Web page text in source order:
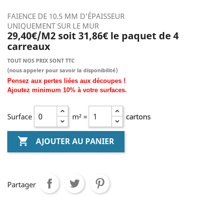
FAIENCE DE 10.5 MM D'ÉPAISSEUR
UNIQUEMENT SUR LE MUR
29,40€/M2 soit 31,86€ le paquet de 4
carreaux
TOUT NOS PRIX SONT TTC
(nous appeler pour savoir la disponibilité)
Pensez aux pertes liées aux découpes !
Ajoutez minimum 10% à votre surfaces.
Surface m² = cartons
 AJOUTER AU PANIER
Partager